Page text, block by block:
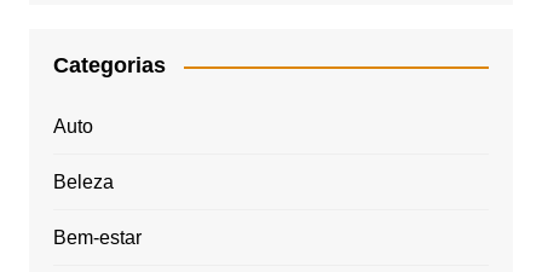
Categorias
Auto
Beleza
Bem-estar